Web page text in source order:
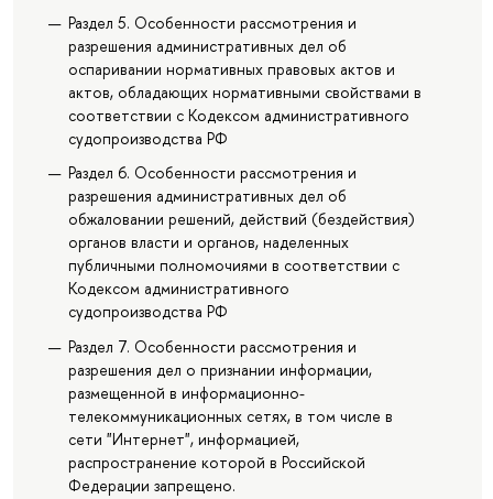
Раздел 5. Особенности рассмотрения и
разрешения административных дел об
оспаривании нормативных правовых актов и
актов, обладающих нормативными свойствами в
соответствии с Кодексом административного
судопроизводства РФ
Раздел 6. Особенности рассмотрения и
разрешения административных дел об
обжаловании решений, действий (бездействия)
органов власти и органов, наделенных
публичными полномочиями в соответствии с
Кодексом административного
судопроизводства РФ
Раздел 7. Особенности рассмотрения и
разрешения дел о признании информации,
размещенной в информационно-
телекоммуникационных сетях, в том числе в
сети "Интернет", информацией,
распространение которой в Российской
Федерации запрещено.